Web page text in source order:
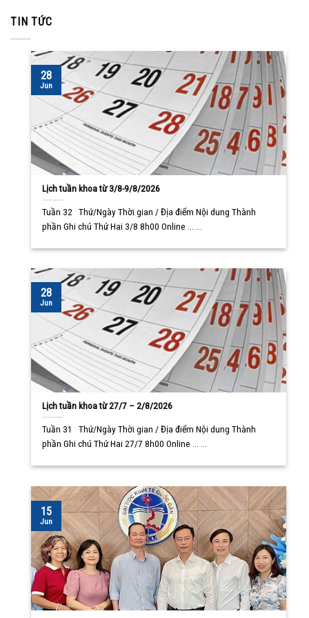
TIN TỨC
Lịch tuần khoa từ 3/8-9/8/2026
Tuần 32 Thứ/Ngày Thời gian / Địa điểm Nội dung Thành
phần Ghi chú Thứ Hai 3/8 8h00 Online ... ...
28
Jun
Lịch tuần khoa từ 27/7 – 2/8/2026
Tuần 31 Thứ/Ngày Thời gian / Địa điểm Nội dung Thành
phần Ghi chú Thứ Hai 27/7 8h00 Online ... ...
28
Jun
15
Jun